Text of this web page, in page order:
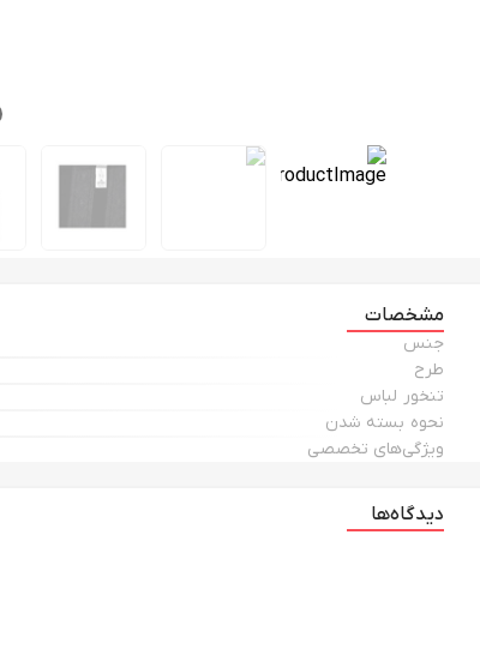
مشخصات
جنس
طرح
تنخور لباس
نحوه بسته شدن
ویژگی‌های تخصصی
دیدگاه‌ها